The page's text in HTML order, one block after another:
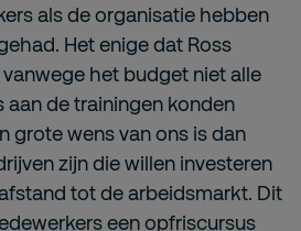
als de organisatie hebben
Het enige dat Ross
het budget niet alle
de trainingen konden
grote wens van ons is dan
zijn die willen investeren
tot de arbeidsmarkt. Dit
een opfriscursus